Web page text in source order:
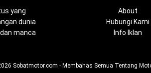
yang
dunia
manca
About
Hubungi Kami
Info Iklan
Sobatmotor.com - Membahas Semua Tentang